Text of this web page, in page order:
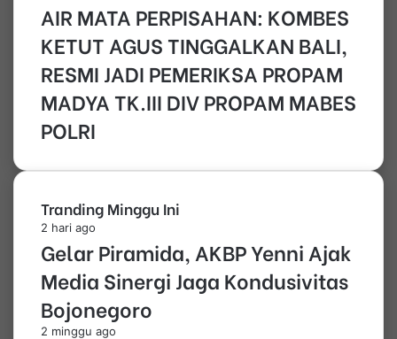
AIR MATA PERPISAHAN: KOMBES
KETUT AGUS TINGGALKAN BALI,
RESMI JADI PEMERIKSA PROPAM
MADYA TK.III DIV PROPAM MABES
POLRI
Tranding Minggu Ini
2 hari ago
Gelar Piramida, AKBP Yenni Ajak
Media Sinergi Jaga Kondusivitas
Bojonegoro
2 minggu ago